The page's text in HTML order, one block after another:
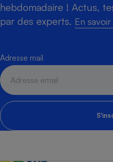
hebdomadaire ! Actus,
par des experts. En savoir
Adresse mail